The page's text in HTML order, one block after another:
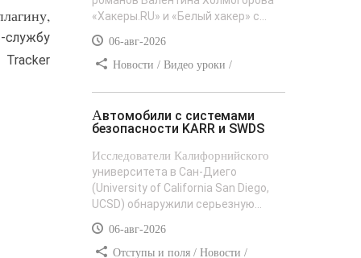
Tracker
«Хакеры.RU» и «Белый хакер» с...
06-авг-2026
Новости / Видео уроки /
Автомобили с системами
безопасности KARR и SWDS
Исследователи Калифорнийского
университета в Сан-Диего
(University of California San Diego,
UCSD) обнаружили серьезную...
06-авг-2026
Отступы и поля / Новости /